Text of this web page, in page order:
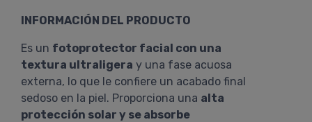
INFORMACIÓN DEL PRODUCTO
Es un fotoprotector facial con una
textura ultraligera y una fase acuosa
externa, lo que le confiere un acabado final
sedoso en la piel. Proporciona una alta
protección solar y se absorbe